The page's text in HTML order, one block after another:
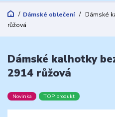
Dámské oblečení
Dámské
růžová
Dámské kalhotky
2914 růžová
Novinka TOP produkt